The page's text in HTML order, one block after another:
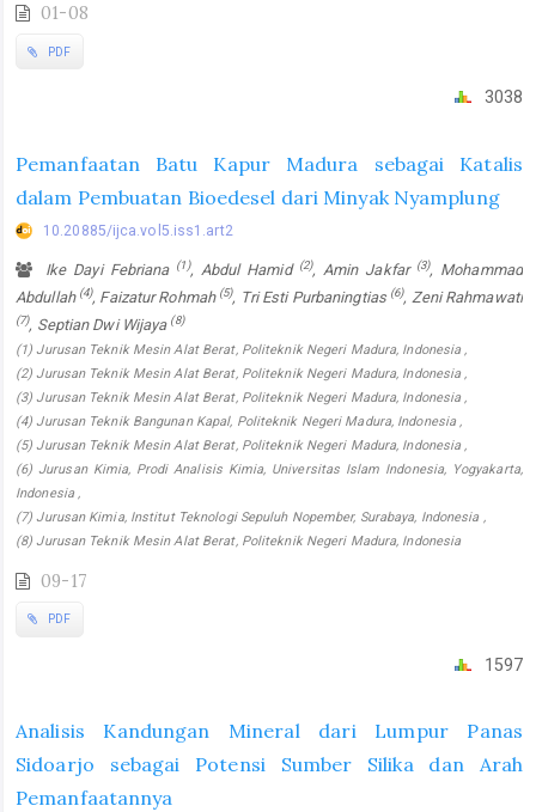
01-08
PDF
3038
Pemanfaatan Batu Kapur Madura sebagai Katalis
dalam Pembuatan Bioedesel dari Minyak Nyamplung
10.20885/ijca.vol5.iss1.art2
Ike Dayi Febriana (1), Abdul Hamid (2), Amin Jakfar (3), Mohammad
Abdullah (4), Faizatur Rohmah (5), Tri Esti Purbaningtias (6), Zeni Rahmawati
(7), Septian Dwi Wijaya (8)
(1) Jurusan Teknik Mesin Alat Berat, Politeknik Negeri Madura, Indonesia ,
(2) Jurusan Teknik Mesin Alat Berat, Politeknik Negeri Madura, Indonesia ,
(3) Jurusan Teknik Mesin Alat Berat, Politeknik Negeri Madura, Indonesia ,
(4) Jurusan Teknik Bangunan Kapal, Politeknik Negeri Madura, Indonesia ,
(5) Jurusan Teknik Mesin Alat Berat, Politeknik Negeri Madura, Indonesia ,
(6) Jurusan Kimia, Prodi Analisis Kimia, Universitas Islam Indonesia, Yogyakarta,
Indonesia ,
(7) Jurusan Kimia, Institut Teknologi Sepuluh Nopember, Surabaya, Indonesia ,
(8) Jurusan Teknik Mesin Alat Berat, Politeknik Negeri Madura, Indonesia
09-17
PDF
1597
Analisis Kandungan Mineral dari Lumpur Panas
Sidoarjo sebagai Potensi Sumber Silika dan Arah
Pemanfaatannya